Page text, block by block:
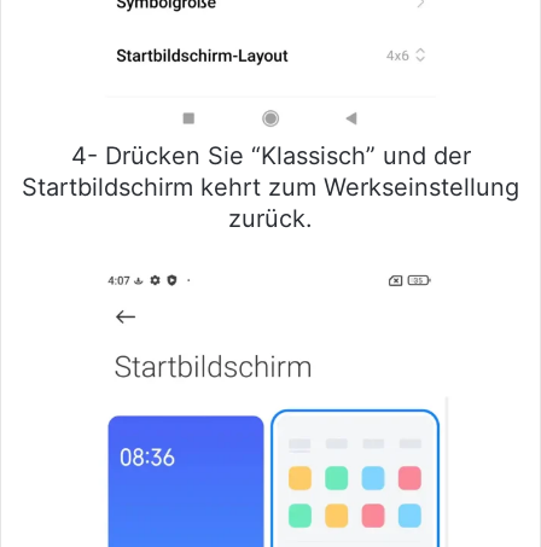
4- Drücken Sie “Klassisch” und der
Startbildschirm kehrt zum Werkseinstellung
zurück.